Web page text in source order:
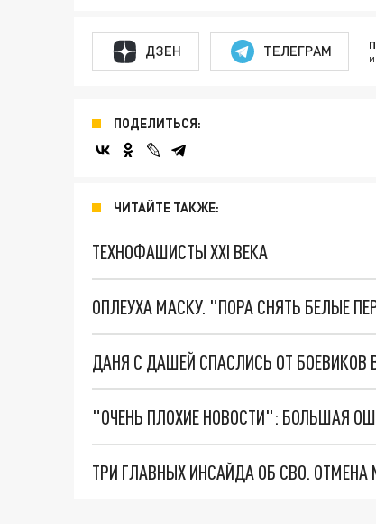
ДЗЕН ТЕЛЕГРАМ
ПОДЕЛИТЬСЯ:
ЧИТАЙТЕ ТАКЖЕ:
ТЕХНОФАШИСТЫ XXI ВЕКА
ОПЛЕУХА МАСКУ. "ПОРА СНЯТЬ БЕЛЫЕ
ДАНЯ С ДАШЕЙ СПАСЛИСЬ ОТ